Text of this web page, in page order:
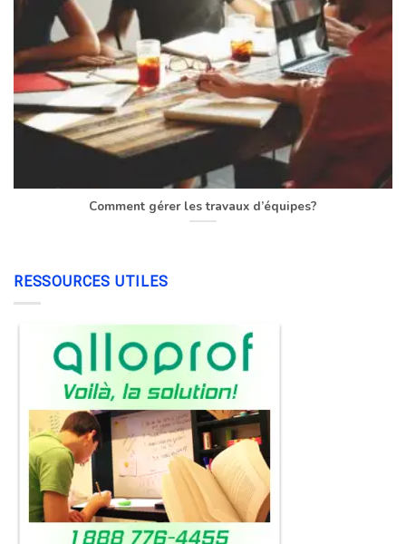
Comment gérer les travaux d’équipes?
RESSOURCES UTILES